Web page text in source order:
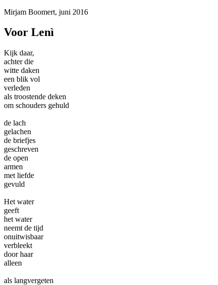
Mirjam Boomert, juni 2016
Voor Lenì
Kijk daar,
achter die
witte daken
een blik vol
verleden
als troostende deken
om schouders gehuld
de lach
gelachen
de briefjes
geschreven
de open
armen
met liefde
gevuld
Het water
geeft
het water
neemt de tijd
onuitwisbaar
verbleekt
door haar
alleen
als langvergeten